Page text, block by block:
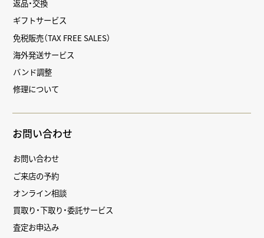
返品・交換
ギフトサービス
免税販売（TAX FREE SALES）
海外発送サービス
バンド調整
修理について
お問い合わせ
お問い合わせ
ご来店の予約
オンライン相談
買取り・下取り・委託サービス
査定お申込み